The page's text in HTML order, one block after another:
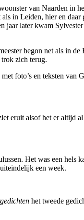
van Naarden in
in Leiden, hier en
jaar later kwam
begon net als in
zich terug.
foto’s en teksten
eruit alsof het er altijd
Het was een
een week.
het tweede